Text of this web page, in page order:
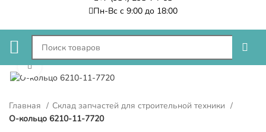
Пн-Вс с 9:00 до 18:00
Нажмите, чтобы увеличить
Главная
Склад запчастей для строительной техники
О-кольцо 6210-11-7720